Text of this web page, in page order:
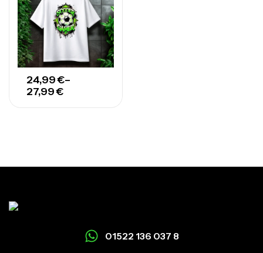
24,99€–
27,99€
01522 136 037 8